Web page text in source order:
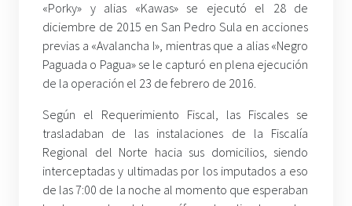
«Porky» y alias «Kawas» se ejecutó el 28 de
diciembre de 2015 en San Pedro Sula en acciones
previas a «Avalancha I», mientras que a alias «Negro
Paguada o Pagua» se le capturó en plena ejecución
de la operación el 23 de febrero de 2016.
Según el Requerimiento Fiscal, las Fiscales se
trasladaban de las instalaciones de la Fiscalía
Regional del Norte hacia sus domicilios, siendo
interceptadas y ultimadas por los imputados a eso
de las 7:00 de la noche al momento que esperaban